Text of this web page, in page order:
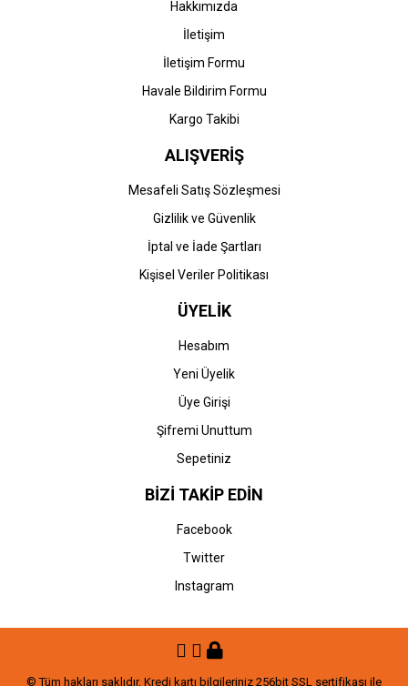
Gönder
Hakkımızda
İletişim
İletişim Formu
Havale Bildirim Formu
Kargo Takibi
ALIŞVERİŞ
Mesafeli Satış Sözleşmesi
Gizlilik ve Güvenlik
İptal ve İade Şartları
Kişisel Veriler Politikası
ÜYELİK
Hesabım
Yeni Üyelik
Üye Girişi
Şifremi Unuttum
Sepetiniz
BİZİ TAKİP EDİN
Facebook
Twitter
Instagram
© Tüm hakları saklıdır. Kredi kartı bilgileriniz 256bit SSL sertifikası ile